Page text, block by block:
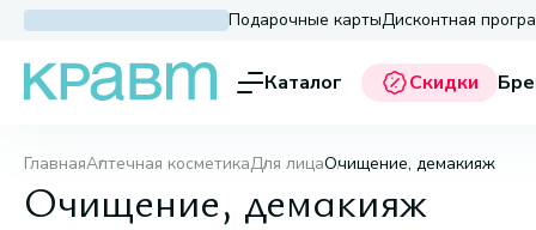
Подарочные картыДисконтная
Каталог Скидки
ГлавнаяАптечная косметикаДля лицаОчищение, демакияж
Очищение, демакияж